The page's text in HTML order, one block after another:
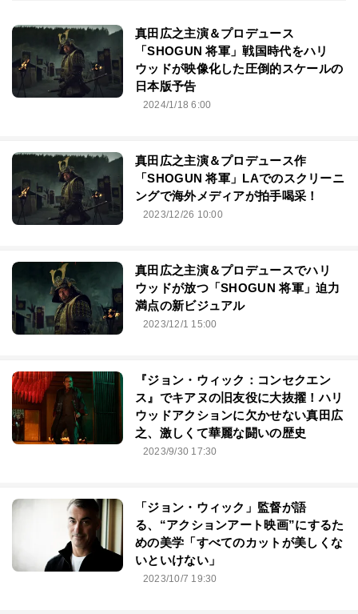
真田広之主演＆プロデュース
「SHOGUN 将軍」戦国時代をハリ
ウッドが映像化した圧倒的スケールの
日本版予告
2024/1/18 6:00
真田広之主演＆プロデュース作
「SHOGUN 将軍」LAでのスクリーニ
ングで海外メディアが拍手喝采！
2023/12/26 10:00
真田広之主演＆プロデュースでハリ
ウッドが放つ「SHOGUN 将軍」迫力
満点の新ビジュアル
2023/12/1 15:00
『ジョン・ウィック：コンセクエン
ス』でキアヌの旧友役に大抜擢！ハリ
ウッドアクションに欠かせない真田広
之、激しくて華麗な闘いの歴史
2023/9/30 17:30
「ジョン・ウィック」監督が語
る、“アクションアート映画”にするた
めの美学「すべてのカットが美しくな
いといけない」
2023/10/7 19:30